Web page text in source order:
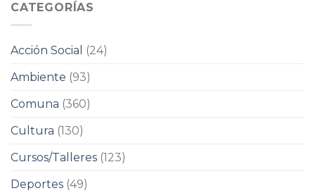
CATEGORÍAS
Acción Social
(24)
Ambiente (93)
Comuna (360)
Cultura (130)
Cursos/Talleres (123)
Deportes (49)